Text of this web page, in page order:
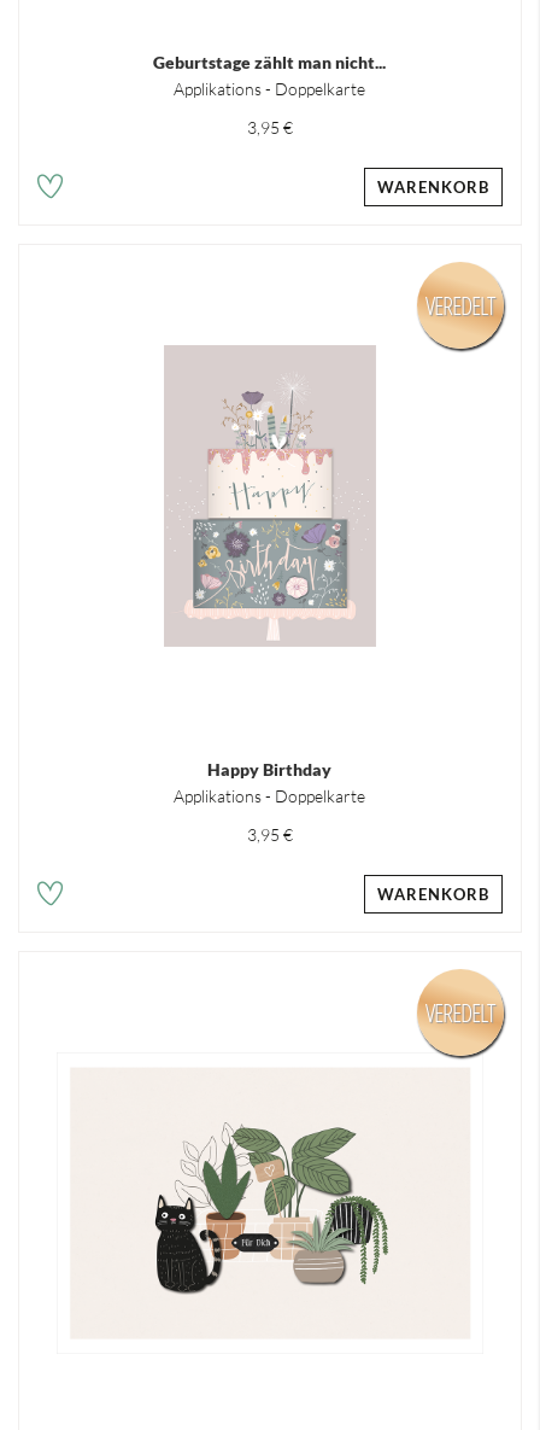
Geburtstage zählt man nicht...
Applikations - Doppelkarte
3,95 €
WARENKORB
Happy Birthday
Applikations - Doppelkarte
3,95 €
VEREDELT
WARENKORB
VEREDELT